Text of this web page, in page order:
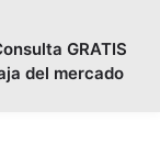
GRATIS
del mercado